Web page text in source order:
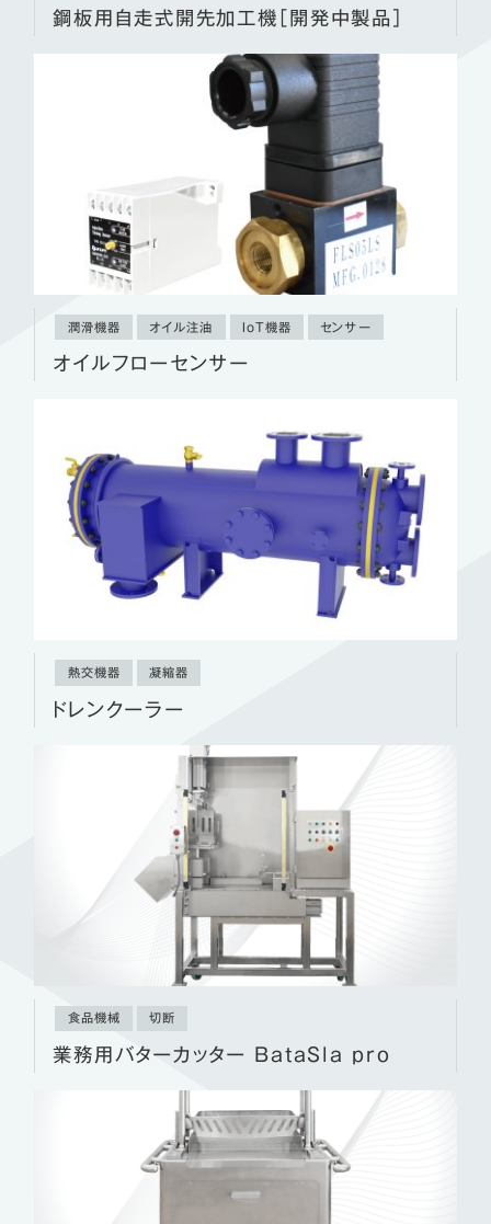
鋼板用自走式開先加工機［開発中製品］
潤滑機器 オイル注油 IoT機器 センサー
オイルフローセンサー
熱交機器 凝縮器
ドレンクーラー
食品機械 切断
業務用バターカッター BataSla pro